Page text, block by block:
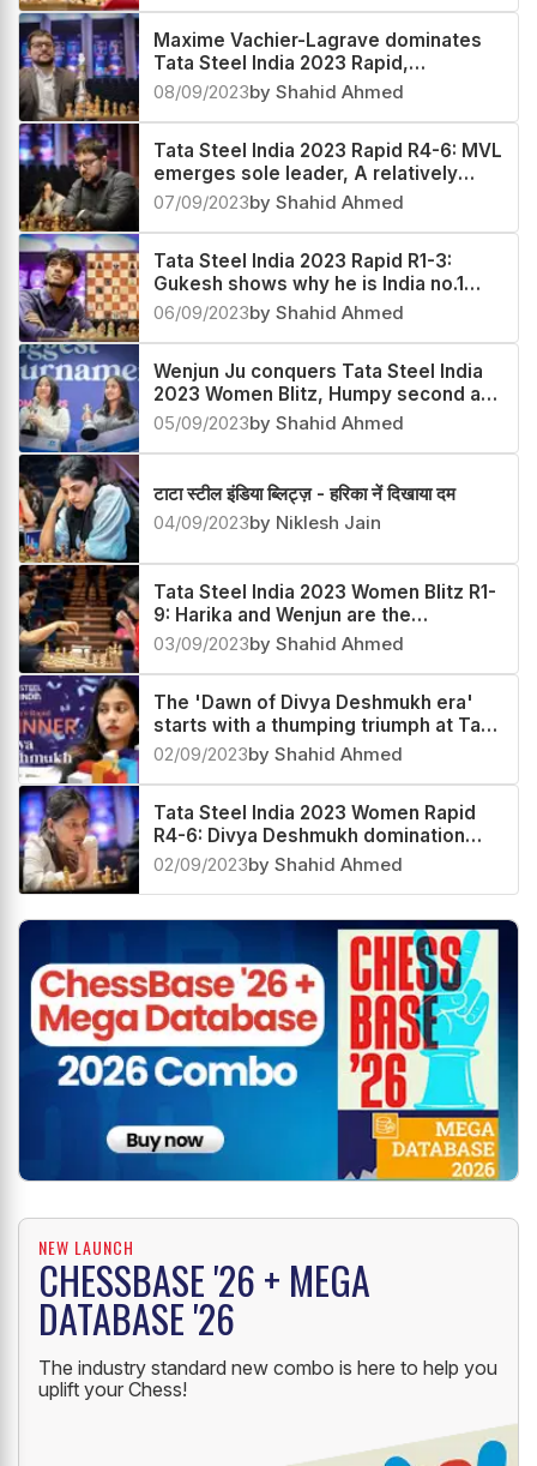
Maxime Vachier-Lagrave dominates
Tata Steel India 2023 Rapid,
Praggnanandhaa third
08/09/2023by Shahid Ahmed
Tata Steel India 2023 Rapid R4-6: MVL
emerges sole leader, A relatively
good day for Vidit
07/09/2023by Shahid Ahmed
Tata Steel India 2023 Rapid R1-3:
Gukesh shows why he is India no.1
with majestic play against Harikrishna
06/09/2023by Shahid Ahmed
Wenjun Ju conquers Tata Steel India
2023 Women Blitz, Humpy second and
Harika third
05/09/2023by Shahid Ahmed
टाटा स्टील इंडिया ब्लिट्ज़ - हरिका नें दिखाया दम
04/09/2023by Niklesh Jain
Tata Steel India 2023 Women Blitz R1-
9: Harika and Wenjun are the
coleaders
03/09/2023by Shahid Ahmed
The 'Dawn of Divya Deshmukh era'
starts with a thumping triumph at Tata
Steel India 2023 Women Rapid
02/09/2023by Shahid Ahmed
Tata Steel India 2023 Women Rapid
R4-6: Divya Deshmukh domination
continues
02/09/2023by Shahid Ahmed
NEW LAUNCH
CHESSBASE '26 + MEGA
DATABASE '26
The industry standard new combo is here to help you
uplift your Chess!